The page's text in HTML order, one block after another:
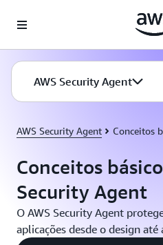
Pular para o conteúdo principal
AWS Security Agent
AWS Security Agent Conceitos
Conceitos
Security Agent
O AWS Security Agent
aplicações desde o design